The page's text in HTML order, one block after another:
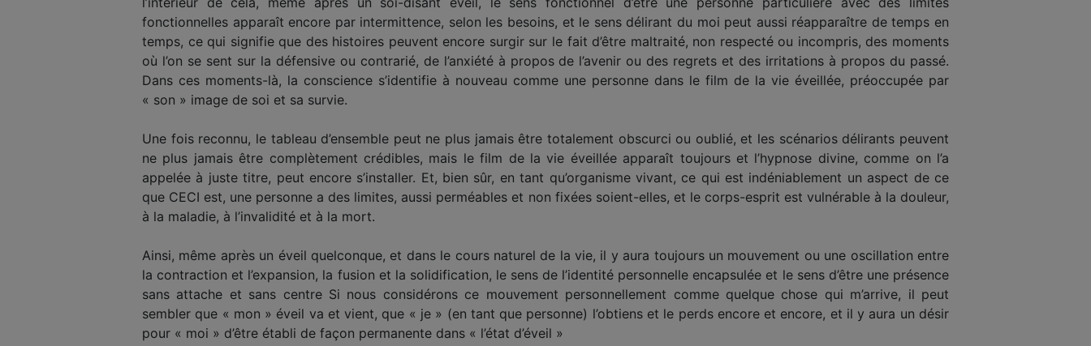
fonctionnelles apparaît encore par intermittence, selon les besoins, et le sens délirant du moi peut aussi réapparaître de temps en
temps, ce qui signifie que des histoires peuvent encore surgir sur le fait d’être maltraité, non respecté ou incompris, des moments
où l’on se sent sur la défensive ou contrarié, de l’anxiété à propos de l’avenir ou des regrets et des irritations à propos du passé.
Dans ces moments-là, la conscience s’identifie à nouveau comme une personne dans le film de la vie éveillée, préoccupée par
« son » image de soi et sa survie.
Une fois reconnu, le tableau d’ensemble peut ne plus jamais être totalement obscurci ou oublié, et les scénarios délirants peuvent
ne plus jamais être complètement crédibles, mais le film de la vie éveillée apparaît toujours et l’hypnose divine, comme on l’a
appelée à juste titre, peut encore s’installer. Et, bien sûr, en tant qu’organisme vivant, ce qui est indéniablement un aspect de ce
que CECI est, une personne a des limites, aussi perméables et non fixées soient-elles, et le corps-esprit est vulnérable à la douleur,
à la maladie, à l’invalidité et à la mort.
Ainsi, même après un éveil quelconque, et dans le cours naturel de la vie, il y aura toujours un mouvement ou une oscillation entre
la contraction et l’expansion, la fusion et la solidification, le sens de l’identité personnelle encapsulée et le sens d’être une présence
sans attache et sans centre Si nous considérons ce mouvement personnellement comme quelque chose qui m’arrive, il peut
sembler que « mon » éveil va et vient, que « je » (en tant que personne) l’obtiens et le perds encore et encore, et il y aura un désir
pour « moi » d’être établi de façon permanente dans « l’état d’éveil »